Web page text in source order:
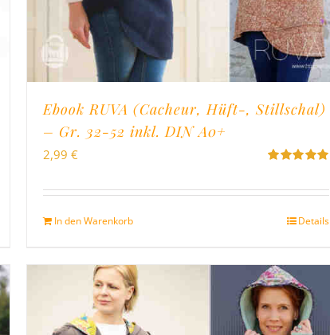
Ebook RUVA (Cacheur, Hüft-, Stillschal)
– Gr. 32-52 inkl. DIN A0+
5
2,99€
In den Warenkorb Details